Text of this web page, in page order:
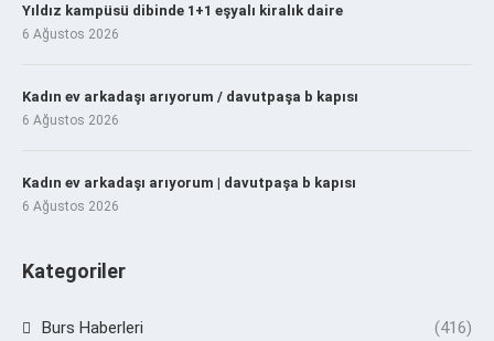
Yıldız kampüsü dibinde 1+1 eşyalı kiralık daire
6 Ağustos 2026
Kadın ev arkadaşı arıyorum / davutpaşa b kapısı
6 Ağustos 2026
Kadın ev arkadaşı arıyorum | davutpaşa b kapısı
6 Ağustos 2026
Kategoriler
Burs Haberleri (416)